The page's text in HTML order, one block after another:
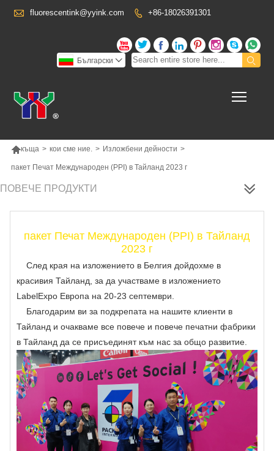
 fluorescentink@yyink.com  +86-18026391301
      


Български 
къща > кои сме ние. > Изложбени дейности >
пакет Печат Международен (PPI) в Тайланд 2023 г
ПОВЕЧЕ ПРОДУКТИ
пакет Печат Международен (PPI) в Тайланд
2023 г
След края на изложението в Белгия дойдохме в
красивия Тайланд, за да участваме в изложението
LabelExpo Европа на 20-23 септември.
Благодарим ви за подкрепата на нашите клиенти в
Тайланд и очакваме все повече и повече печатни фабрики
в Тайланд да се присъединят към нас за общо развитие.